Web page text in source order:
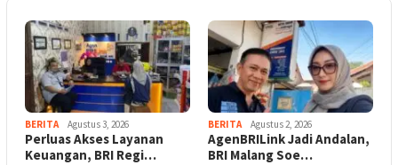
BERITA Agustus 3, 2026
Perluas Akses Layanan
Keuangan, BRI Regi…
BERITA Agustus 2, 2026
AgenBRILink Jadi Andalan,
BRI Malang Soe…